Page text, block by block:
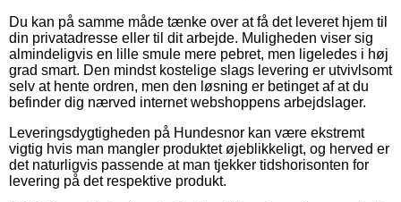
Du kan på samme måde tænke over at få det leveret hjem til
din privatadresse eller til dit arbejde. Muligheden viser sig
almindeligvis en lille smule mere pebret, men ligeledes i høj
grad smart. Den mindst kostelige slags levering er utvivlsomt
selv at hente ordren, men den løsning er betinget af at du
befinder dig nærved internet webshoppens arbejdslager.
Leveringsdygtigheden på Hundesnor kan være ekstremt
vigtig hvis man mangler produktet øjeblikkeligt, og herved er
det naturligvis passende at man tjekker tidshorisonten for
levering på det respektive produkt.